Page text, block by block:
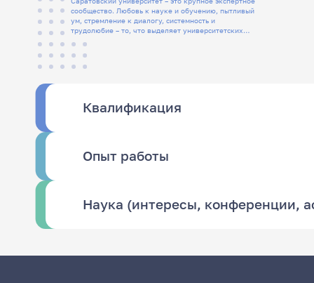
сообщество. Любовь к науке и обучению, пытливый
ум, стремление к диалогу, системность и
трудолюбие – то, что выделяет университетских
Квалификация
Опыт работы
Наука (интересы, конференции,